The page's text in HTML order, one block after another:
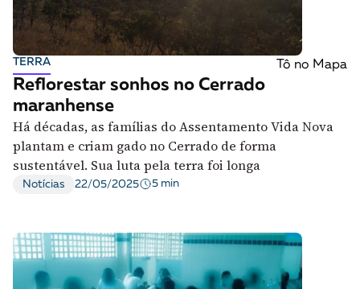
TERRA Tô no Mapa
Reflorestar sonhos no Cerrado
maranhense
Há décadas, as famílias do Assentamento Vida Nova
plantam e criam gado no Cerrado de forma
sustentável. Sua luta pela terra foi longa
Notícias 22/05/2025 5 min